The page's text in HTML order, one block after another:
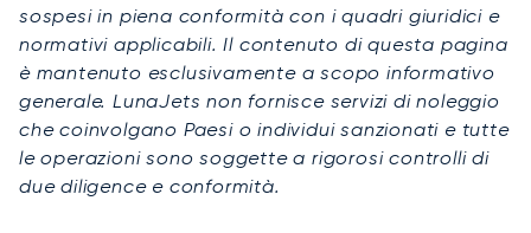
sospesi in piena conformità con i quadri giuridici e
normativi applicabili. Il contenuto di questa pagina
è mantenuto esclusivamente a scopo informativo
generale. LunaJets non fornisce servizi di noleggio
che coinvolgano Paesi o individui sanzionati e tutte
le operazioni sono soggette a rigorosi controlli di
due diligence e conformità.